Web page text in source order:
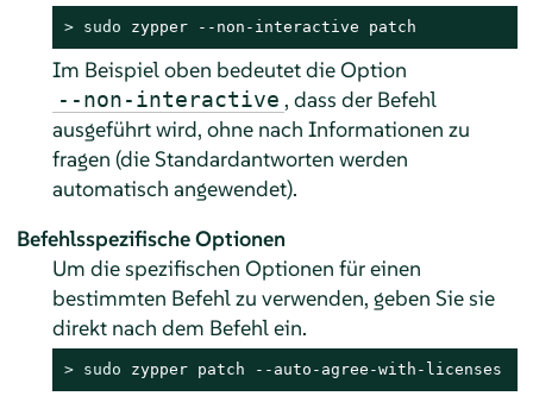
> sudo zypper --non-interactive patch
Im Beispiel oben bedeutet die Option
--non-interactive , dass der Befehl
ausgeführt wird, ohne nach Informationen zu
fragen (die Standardantworten werden
automatisch angewendet).
Befehlsspezifische Optionen
Um die spezifischen Optionen für einen
bestimmten Befehl zu verwenden, geben Sie sie
direkt nach dem Befehl ein.
> sudo zypper patch --auto-agree-with-licenses